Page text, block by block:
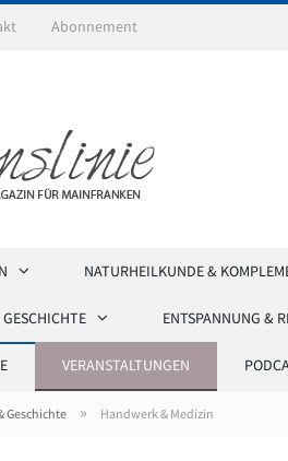
Abonnement
NATURHEILKUNDE &
ENTSPANNUNG &
VERANSTALTUNGEN
Geschichte » Handwerk & Medizin